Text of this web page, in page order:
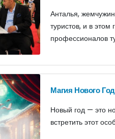
Анталья,
туристов, и в
профессионалов
Магия Нового
Новый год — это
встретить этот